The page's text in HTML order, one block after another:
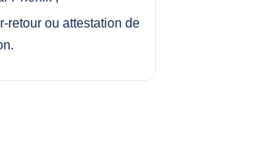
retour ou attestation de